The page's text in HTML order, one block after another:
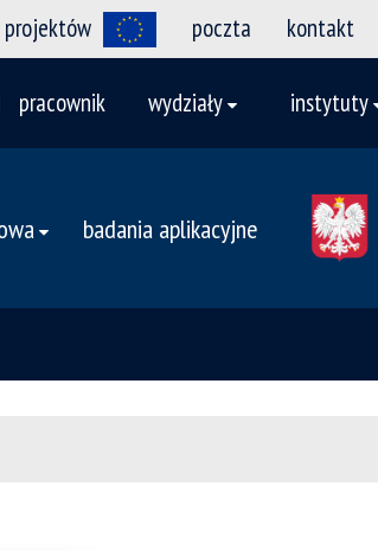
poczta kontakt
pracownik wydziały instytuty
badania aplikacyjne